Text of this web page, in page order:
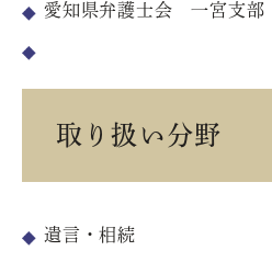
愛知県弁護士会 一宮支
取り扱い分野
遺言・相続